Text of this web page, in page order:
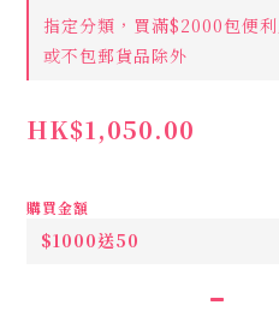
指定分類，買滿$2000包便
或不包郵貨品除外
HK$1,050.00
購買金額